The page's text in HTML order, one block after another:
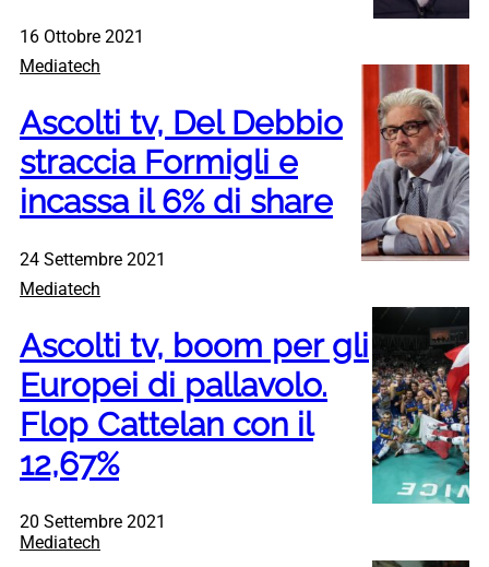
16 Ottobre 2021
Mediatech
Ascolti tv, Del Debbio
straccia Formigli e
incassa il 6% di share
24 Settembre 2021
Mediatech
Ascolti tv, boom per gli
Europei di pallavolo.
Flop Cattelan con il
12,67%
20 Settembre 2021
Mediatech